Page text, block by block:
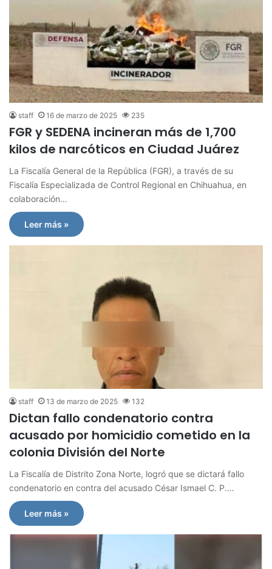
staff 16 de marzo de 2025 235
FGR y SEDENA incineran más de 1,700
kilos de narcóticos en Ciudad Juárez
La Fiscalía General de la República (FGR), a través de su
Fiscalía Especializada de Control Regional en Chihuahua, en
colaboración…
Leer más »
staff 13 de marzo de 2025 132
Dictan fallo condenatorio contra
acusado por homicidio cometido en la
colonia División del Norte
La Fiscalía de Distrito Zona Norte, logró que se dictará fallo
condenatorio en contra del acusado César Ismael C. P.…
Leer más »